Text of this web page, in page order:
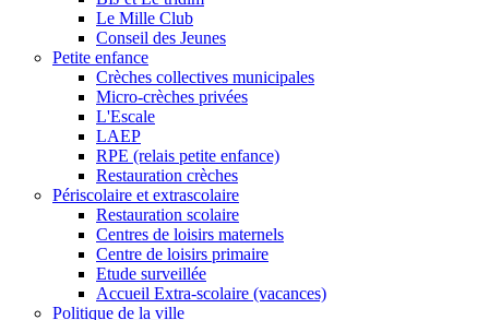
Le Mille Club
Conseil des Jeunes
Petite enfance
Crèches collectives municipales
Micro-crèches privées
L'Escale
LAEP
RPE (relais petite enfance)
Restauration crèches
Périscolaire et extrascolaire
Restauration scolaire
Centres de loisirs maternels
Centre de loisirs primaire
Etude surveillée
Accueil Extra-scolaire (vacances)
Politique de la ville